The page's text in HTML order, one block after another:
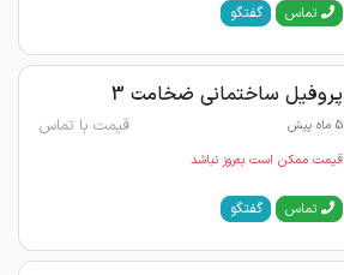
تماس گفتگو
پروفیل ساختمانی ضخامت 3
5 ماه پیش قیمت با تماس
قیمت ممکن است به‌روز نباشد
تماس گفتگو